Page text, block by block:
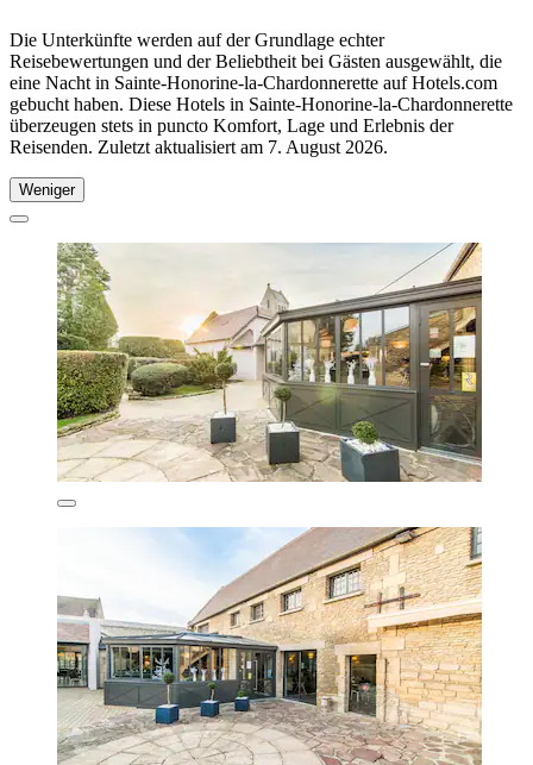
Die Unterkünfte werden auf der Grundlage echter
Reisebewertungen und der Beliebtheit bei Gästen ausgewählt, die
eine Nacht in Sainte-Honorine-la-Chardonnerette auf Hotels.com
gebucht haben. Diese Hotels in Sainte-Honorine-la-Chardonnerette
überzeugen stets in puncto Komfort, Lage und Erlebnis der
Reisenden. Zuletzt aktualisiert am 7. August 2026.
Weniger